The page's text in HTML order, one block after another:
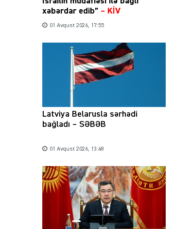
xəbərdar edib” – KİV
01 Avqust 2026, 17:55
Latviya Belarusla sərhədi
bağladı – SƏBƏB
01 Avqust 2026, 13:48